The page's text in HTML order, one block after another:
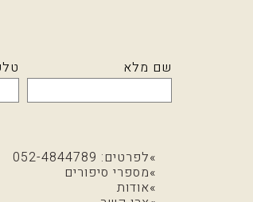
שם מלא
לפרטים: 052-4844789
מספרי סיפורים
אודות